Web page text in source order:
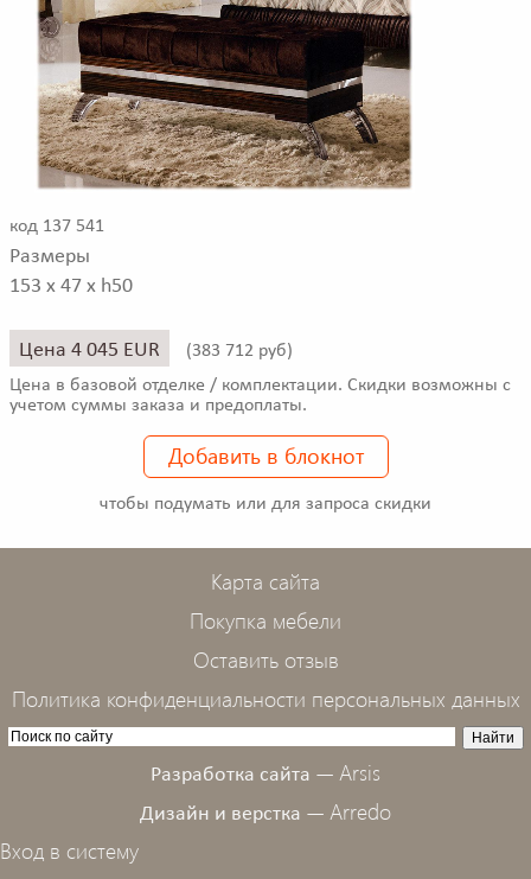
код 137 541
Размеры
153 x 47 x h50
Цена 4 045 EUR (383 712 руб)
Цена в базовой отделке / комплектации. Скидки возможны с
учетом суммы заказа и предоплаты.
Добавить в блокнот
чтобы подумать или для запроса скидки
Карта сайта
Покупка мебели
Оставить отзыв
Политика конфиденциальности персональных данных
Разработка сайта — Arsis
Дизайн и верстка — Arredo
Вход в систему